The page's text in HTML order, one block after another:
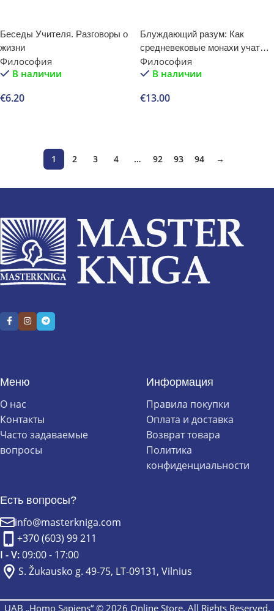
Беседы Учителя. Разговоры о
жизни
Философия
В наличии
€6.20
Блуждающий разум: Как
средневековые монахи учат
нас концентрации внимания и
усидчивости (европокет)
Философия
В наличии
€13.00
1 2 3 4 … 92 93 94 →
Меню
О нас
Контакты
Часто задаваемые
вопросы
Информация
Правила покупки
Оплата и доставка
Возврат товара
Политика
конфиденциальности
Есть вопросы?
info@masterkniga.com
+370 (603) 99 211
I - V:09:00 - 17:00
S. Žukausko g. 49-75, LT-09131, Vilnius
UAB „Homo Sapiens“ © 2026 Online Store. All Rights Reserved.